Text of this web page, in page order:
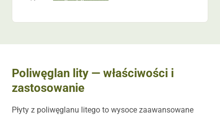
Poliwęglan lity — właściwości i
zastosowanie
Płyty z poliwęglanu litego to wysoce zaawansowane